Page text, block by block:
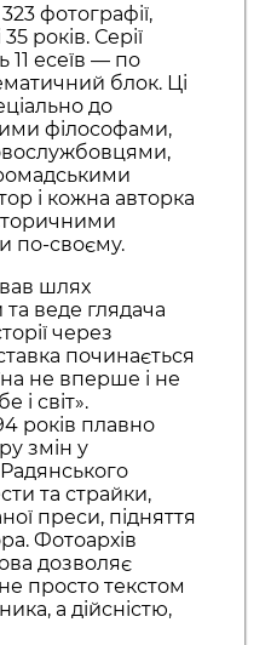
фотографії,
років. Серії
11 есеїв — по
блок. Ці
до
філософами,
і кожна авторка
по-своєму.
шлях
веде глядача
через
починається
не вперше і не
і світ».
років плавно
змін у
Радянського
та страйки,
преси, підняття
Фотоархів
дозволяє
просто текстом
а дійсністю,